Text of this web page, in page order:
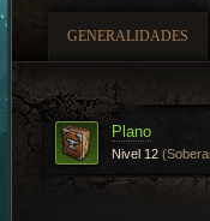
GENERALIDADES
Plano
Nivel 12